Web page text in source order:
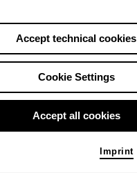
agent, Manager
Accept technical cookies
Cookie Settings
Accept all cookies
Imprint